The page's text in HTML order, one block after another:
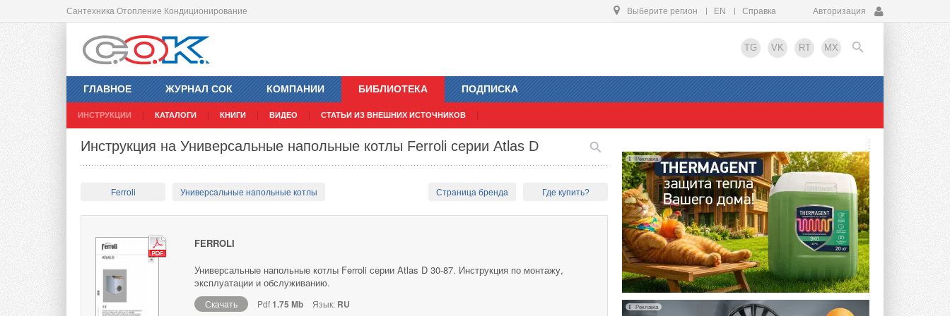
Сантехника Отопление Кондиционирование Выберите регион EN Справка Авторизация
TG VK RT MX
ГЛАВНОЕ ЖУРНАЛ СОК КОМПАНИИ БИБЛИОТЕКА
ИНСТРУКЦИИ КАТАЛОГИ КНИГИ ВИДЕО СТАТЬИ ИЗ ВНЕШНИХ ИСТОЧНИКОВ
ПОДПИСКА
EN
Инструкция на Универсальные напольные котлы Ferroli серии Atlas D
Ferroli Универсальные напольные котлы Страница бренда Где купить?
FERROLI
Универсальные напольные котлы Ferroli серии Atlas D 30-87. Инструкция по монтажу,
эксплуатации и обслуживанию.
Скачать Pdf1.75 Mb Язык: RU
Реклама
Реклама